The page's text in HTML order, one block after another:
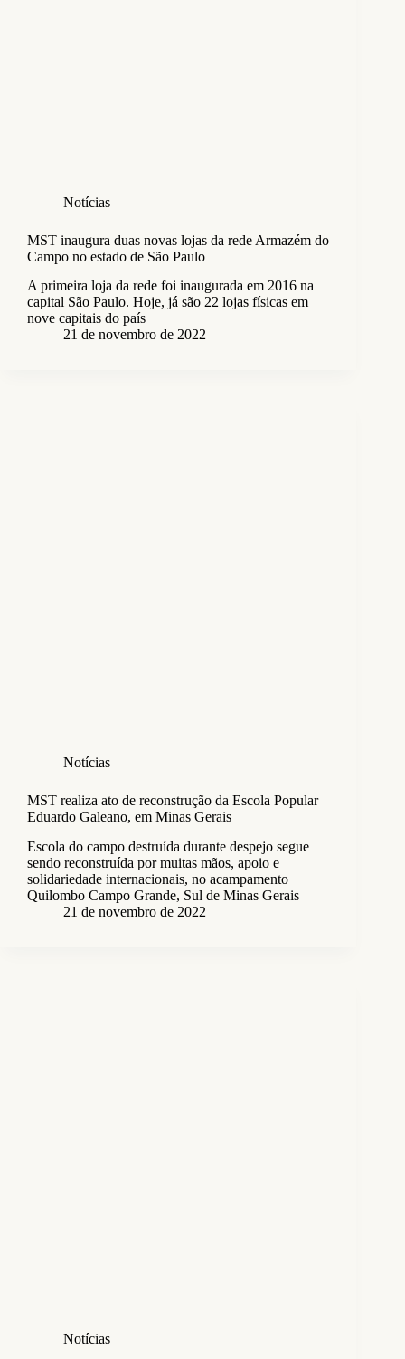
Notícias
MST inaugura duas novas lojas da rede Armazém do
Campo no estado de São Paulo
A primeira loja da rede foi inaugurada em 2016 na
capital São Paulo. Hoje, já são 22 lojas físicas em
nove capitais do país
21 de novembro de 2022
Notícias
MST realiza ato de reconstrução da Escola Popular
Eduardo Galeano, em Minas Gerais
Escola do campo destruída durante despejo segue
sendo reconstruída por muitas mãos, apoio e
solidariedade internacionais, no acampamento
Quilombo Campo Grande, Sul de Minas Gerais
21 de novembro de 2022
Notícias